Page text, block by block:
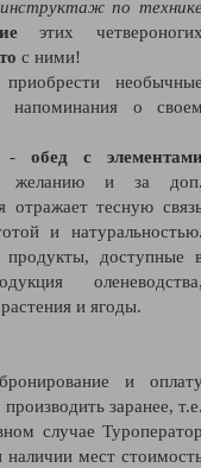
по
этих
с ними!
напоминания о
- обед с
и за
отражает тесную
и
продукты, доступные
и ягоды.
и
заранее,
случае
наличии мест